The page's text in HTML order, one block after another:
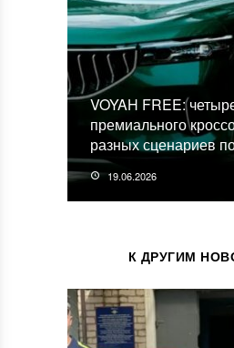
VOYAH FREE:
премиального
разных сценариев
19.06.2026
К ДРУГИМ